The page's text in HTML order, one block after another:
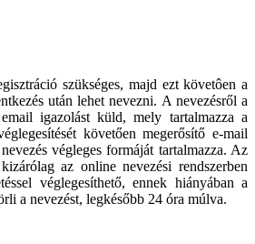
szükséges, majd ezt követôen a
után lehet nevezni. A nevezésről a
igazolást küld, mely tartalmazza a
követően megerősítő e-mail
végleges formáját tartalmazza. Az
az online nevezési rendszerben
véglegesíthető, ennek hiányában a
a nevezést, legkésőbb 24 óra múlva.